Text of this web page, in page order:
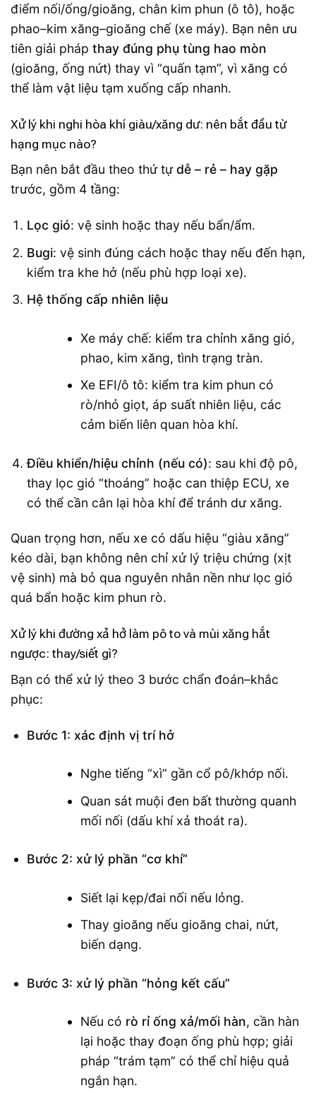
điểm nối/ống/gioăng, chân kim phun (ô tô), hoặc
phao–kim xăng–gioăng chế (xe máy). Bạn nên ưu
tiên giải pháp thay đúng phụ tùng hao mòn
(gioăng, ống nứt) thay vì “quấn tạm”, vì xăng có
thể làm vật liệu tạm xuống cấp nhanh.
Xử lý khi nghi hòa khí giàu/xăng dư: nên bắt đầu từ
hạng mục nào?
Bạn nên bắt đầu theo thứ tựdễ – rẻ – hay gặp
trước, gồm 4 tầng:
Lọc gió: vệ sinh hoặc thay nếu bẩn/ẩm.
Bugi: vệ sinh đúng cách hoặc thay nếu đến hạn,
kiểm tra khe hở (nếu phù hợp loại xe).
Hệ thống cấp nhiên liệu
Xe máy chế: kiểm tra chỉnh xăng gió,
phao, kim xăng, tình trạng tràn.
Xe EFI/ô tô: kiểm tra kim phun có
rò/nhỏ giọt, áp suất nhiên liệu, các
cảm biến liên quan hòa khí.
Điều khiển/hiệu chỉnh (nếu có): sau khi độ pô,
thay lọc gió “thoáng” hoặc can thiệp ECU, xe
có thể cần cân lại hòa khí để tránh dư xăng.
Quan trọng hơn, nếu xe có dấu hiệu “giàu xăng”
kéo dài, bạn không nên chỉ xử lý triệu chứng (xịt
vệ sinh) mà bỏ qua nguyên nhân nền như lọc gió
quá bẩn hoặc kim phun rò.
Xử lý khi đường xả hở làm pô to và mùi xăng hắt
ngược: thay/siết gì?
Bạn có thể xử lý theo 3 bước chẩn đoán–khắc
phục:
Bước 1: xác định vị trí hở
Nghe tiếng “xì” gần cổ pô/khớp nối.
Quan sát muội đen bất thường quanh
mối nối (dấu khí xả thoát ra).
Bước 2: xử lý phần “cơ khí”
Siết lại kẹp/đai nối nếu lỏng.
Thay gioăng nếu gioăng chai, nứt,
biến dạng.
Bước 3: xử lý phần “hỏng kết cấu”
Nếu có rò rỉ ống xả/mối hàn, cần hàn
lại hoặc thay đoạn ống phù hợp; giải
pháp “trám tạm” có thể chỉ hiệu quả
ngắn hạn.